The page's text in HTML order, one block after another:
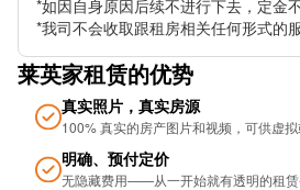
*如因自身原因后续不进行下去，定金
*我司不会收取跟租房相关任何形式的
莱英家租赁的优势
真实照片，真实房源
100% 真实的房产图片和视频，可供虚拟
明确、预付定价
无隐藏费用——从一开始就有透明的租赁